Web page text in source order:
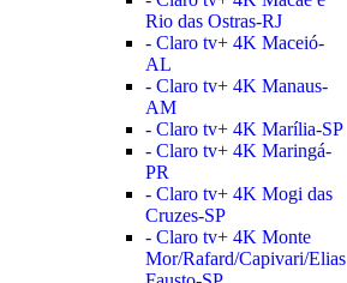
Rio das Ostras-RJ
- Claro tv+ 4K Maceió-
AL
- Claro tv+ 4K Manaus-
AM
- Claro tv+ 4K Marília-SP
- Claro tv+ 4K Maringá-
PR
- Claro tv+ 4K Mogi das
Cruzes-SP
- Claro tv+ 4K Monte
Mor/Rafard/Capivari/Elias